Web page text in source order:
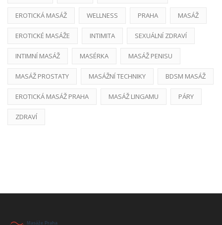
EROTICKÁ MASÁŽ WELLNESS PRAHA MASÁŽ
EROTICKÉ MASÁŽE INTIMITA SEXUÁLNÍ ZDRAVÍ
INTIMNÍ MASÁŽ MASÉRKA MASÁŽ PENISU
MASÁŽ PROSTATY MASÁŽNÍ TECHNIKY BDSM MASÁŽ
EROTICKÁ MASÁŽ PRAHA MASÁŽ LINGAMU PÁRY
ZDRAVÍ